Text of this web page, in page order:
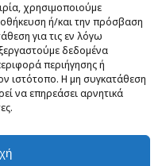
χρησιμοποιούμε
ή/και την πρόσβαση
για τις εν λόγω
δεδομένα
περιήγησης ή
ιστότοπο. Η μη συγκατάθεση
να επηρεάσει αρνητικά